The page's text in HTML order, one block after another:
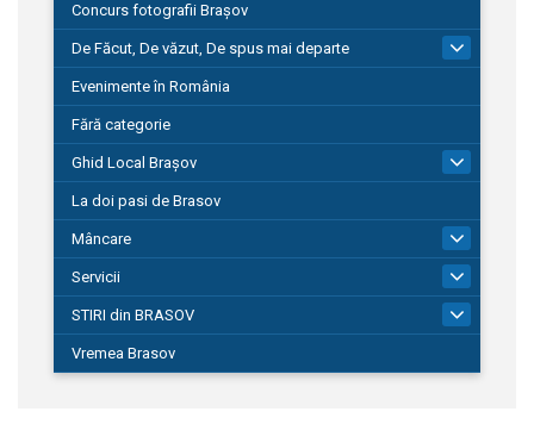
Concurs fotografii Brașov
De Făcut, De văzut, De spus mai departe
149
Evenimente în România
Fără categorie
Ghid Local Brașov
La doi pasi de Brasov
Mâncare
Servicii
STIRI din BRASOV
Vremea Brasov